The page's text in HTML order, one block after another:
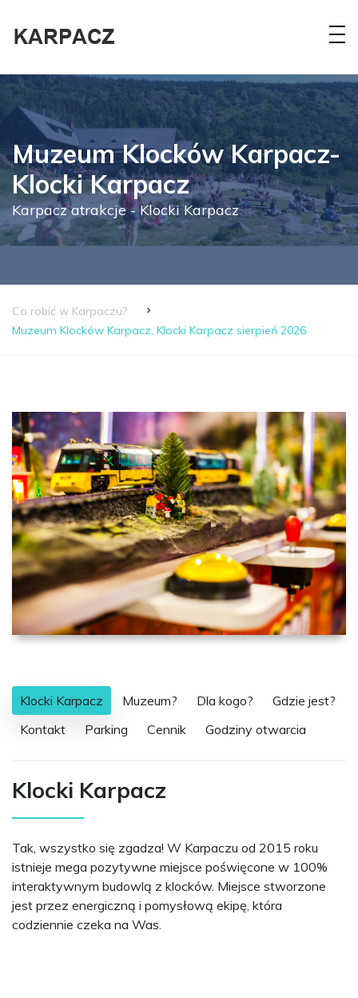
Muzeum Klocków Karpacz-
Klocki Karpacz
Karpacz atrakcje - Klocki Karpacz
Co robić w Karpaczu?
Muzeum Klocków Karpacz, Klocki Karpacz sierpień 2026
Klocki Karpacz Muzeum? Dla kogo?
Gdzie jest?
Kontakt
Parking Cennik Godziny otwarcia
Klocki Karpacz
Tak, wszystko się zgadza! W Karpaczu od 2015 roku
istnieje mega pozytywne miejsce poświęcone w 100%
interaktywnym budowlą z klocków. Miejsce stworzone
jest przez energiczną i pomysłową ekipę, która
codziennie czeka na Was.